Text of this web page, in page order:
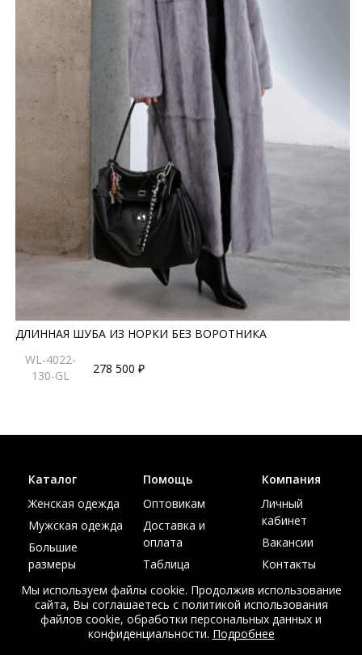
ДЛИННАЯ ШУБА ИЗ НОРКИ БЕЗ ВОРОТНИКА
WL-4022-
130-GL
278 500 ₽
Каталог
Женская одежда
Мужская одежда
Большие
размеры
Акции
Помощь
Оптовикам
Доставка и
оплата
Таблица
Компания
Личный
кабинет
Вакансии
Контакты
Мы используем файлы cookie. Продолжив использование
сайта, Вы соглашаетесь с политикой использования
файлов cookie, обработки персональных данных и
конфиденциальности. Подробнее